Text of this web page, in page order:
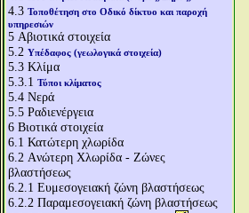
4.3 Τοποθέτηση στο Οδικό δίκτυο και παροχή
υπηρεσιών
5 Αβιοτικά στοιχεία
5.2 Υπέδαφος (γεωλογικά στοιχεία)
5.3 Κλίμα
5.3.1 Τύποι κλίματος
5.4 Νερά
5.5 Ραδιενέργεια
6 Βιοτικά στοιχεία
6.1 Κατώτερη χλωρίδα
6.2 Aνώτερη Χλωρίδα - Ζώνες
βλαστήσεως
6.2.1 Ευμεσογειακή ζώνη βλαστήσεως
6.2.2 Παραμεσογειακή ζώνη βλαστήσεως